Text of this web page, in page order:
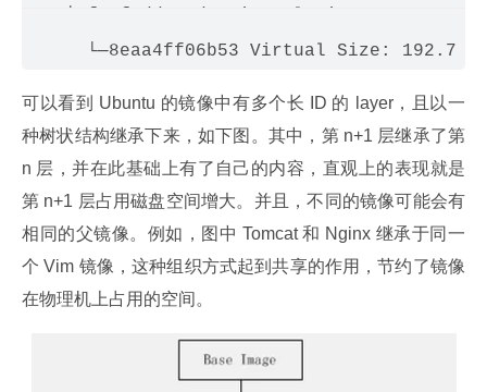
可以看到 Ubuntu 的镜像中有多个长 ID 的 layer，且以一
种树状结构继承下来，如下图。其中，第 n+1 层继承了第
n 层，并在此基础上有了自己的内容，直观上的表现就是
第 n+1 层占用磁盘空间增大。并且，不同的镜像可能会有
相同的父镜像。例如，图中 Tomcat 和 Nginx 继承于同一
个 Vim 镜像，这种组织方式起到共享的作用，节约了镜像
在物理机上占用的空间。